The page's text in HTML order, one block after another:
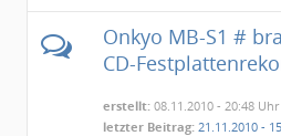
Onkyo MB-S1 #
CD-
erstellt: 08.11.2010 - 20:48
letzter Beitrag: 21.11.2010 -